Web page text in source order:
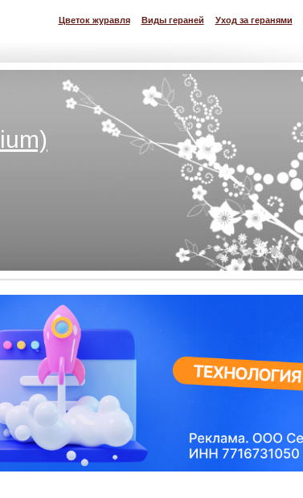
Цветок журавля Виды гераней Уход за геранями